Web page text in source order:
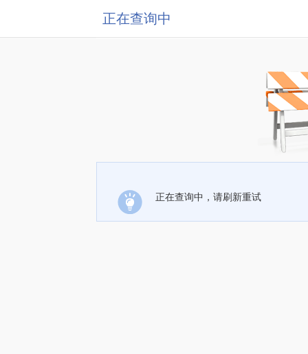
正在查询中
正在查询中，请刷新重试